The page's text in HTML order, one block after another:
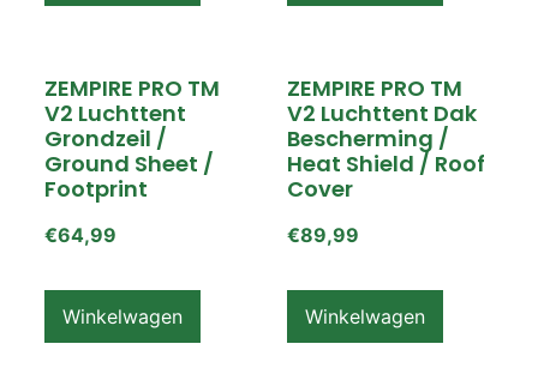
ZEMPIRE PRO TM
V2 Luchttent
Grondzeil /
Ground Sheet /
Footprint
€64,99
Winkelwagen
ZEMPIRE PRO TM
V2 Luchttent Dak
Bescherming /
Heat Shield / Roof
Cover
€89,99
Winkelwagen